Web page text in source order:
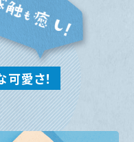
愛さ！